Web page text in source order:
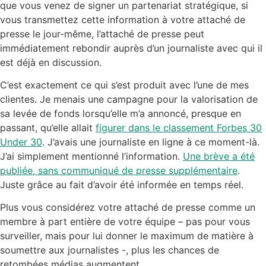
que vous venez de signer un partenariat stratégique, si
vous transmettez cette information à votre attaché de
presse le jour-même, l’attaché de presse peut
immédiatement rebondir auprès d’un journaliste avec qui il
est déjà en discussion.
C’est exactement ce qui s’est produit avec l’une de mes
clientes. Je menais une campagne pour la valorisation de
sa levée de fonds lorsqu’elle m’a annoncé, presque en
passant, qu’elle allait figurer dans le classement Forbes 30
Under 30. J’avais une journaliste en ligne à ce moment-là.
J’ai simplement mentionné l’information. Une brève a été
publiée, sans communiqué de presse supplémentaire.
Juste grâce au fait d’avoir été informée en temps réel.
Plus vous considérez votre attaché de presse comme un
membre à part entière de votre équipe – pas pour vous
surveiller, mais pour lui donner le maximum de matière à
soumettre aux journalistes -, plus les chances de